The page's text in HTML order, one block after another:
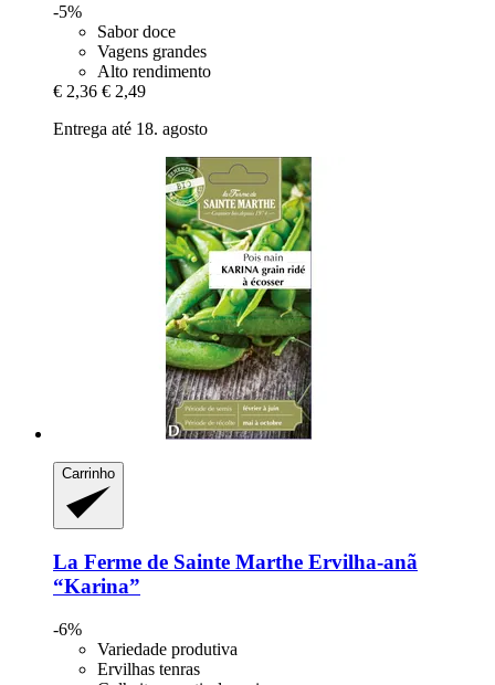
-5%
Sabor doce
Vagens grandes
Alto rendimento
€ 2,36 € 2,49
Entrega até 18. agosto
Carrinho
La Ferme de Sainte Marthe Ervilha-​anã
“Karina”
-6%
Variedade produtiva
Ervilhas tenras